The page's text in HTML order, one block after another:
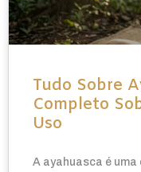
Tudo Sobre
Completo
Uso
A ayahuasca é